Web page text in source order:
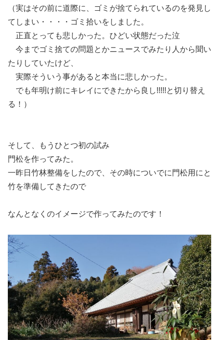
（実はその前に道際に、ゴミが捨てられているのを発見し
てしまい・・・・ゴミ拾いをしました。
正直とっても悲しかった。ひどい状態だった泣
今までゴミ捨ての問題とかニュースでみたり人から聞い
たりしていたけど、
実際そういう事があると本当に悲しかった。
でも年明け前にキレイにできたから良し!!!!!と切り替え
る！）
そして、もうひとつ初の試み
門松を作ってみた。
一昨日竹林整備をしたので、その時についでに門松用にと
竹を準備してきたので
なんとなくのイメージで作ってみたのです！